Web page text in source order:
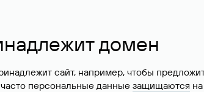
домен
сайт, например, чтобы
персональные данные защищаются